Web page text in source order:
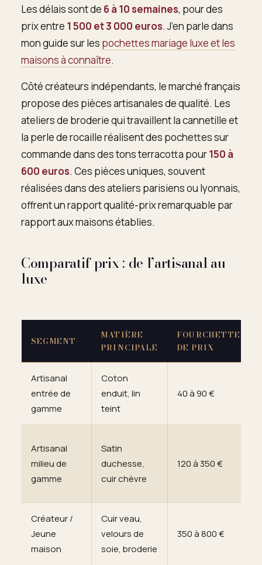
Les délais sont de 6 à 10 semaines, pour des
prix entre 1 500 et 3 000 euros. J’en parle dans
mon guide sur les pochettes mariage luxe et les
maisons à connaître.
Côté créateurs indépendants, le marché français
propose des pièces artisanales de qualité. Les
ateliers de broderie qui travaillent la cannetille et
la perle de rocaille réalisent des pochettes sur
commande dans des tons terracotta pour150 à
600 euros. Ces pièces uniques, souvent
réalisées dans des ateliers parisiens ou lyonnais,
offrent un rapport qualité-prix remarquable par
rapport aux maisons établies.
Comparatif prix : de l’artisanal au
luxe
SEGMENT
MATIÈRE
PRINCIPALE
FOURCHETTE
DE PRIX
Artisanal
entrée de
gamme
Coton
enduit, lin
teint
40 à 90 €
Artisanal
milieu de
gamme
Satin
duchesse,
cuir chèvre
120 à 350 €
Créateur /
Jeune
maison
Cuir veau,
velours de
soie, broderie
350 à 800 €